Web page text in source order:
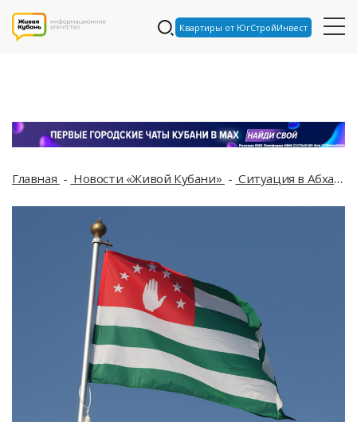
Квартиры от ЮгСтройИнвест
Главная Новости «Живой Кубани» Ситуация в Абхазии